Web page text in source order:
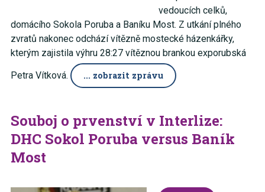
vedoucích celků,
domácího Sokola Poruba a Baníku Most. Z utkání plného
zvratů nakonec odchází vítězně mostecké házenkářky,
kterým zajistila výhru 28:27 vítěznou brankou exporubská
Petra Vítková.
... zobrazit zprávu
Souboj o prvenství v Interlize:
DHC Sokol Poruba versus Baník
Most